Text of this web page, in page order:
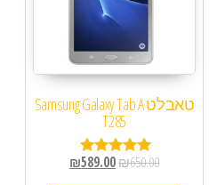
טאבלט Samsung Galaxy Tab A
T285
דורג₪650.00
₪589.00